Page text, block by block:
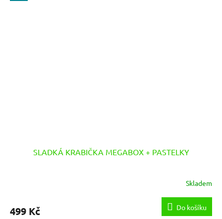
SLADKÁ KRABIČKA MEGABOX + PASTELKY
Skladem
499 Kč Do košíku